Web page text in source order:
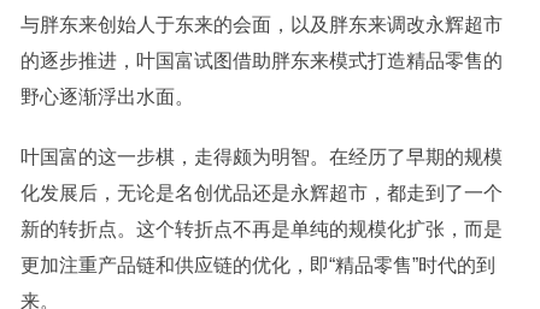
与胖东来创始人于东来的会面，以及胖东来调改永辉超市
的逐步推进，叶国富试图借助胖东来模式打造精品零售的
野心逐渐浮出水面。
叶国富的这一步棋，走得颇为明智。在经历了早期的规模
化发展后，无论是名创优品还是永辉超市，都走到了一个
新的转折点。这个转折点不再是单纯的规模化扩张，而是
更加注重产品链和供应链的优化，即“精品零售”时代的到
来。